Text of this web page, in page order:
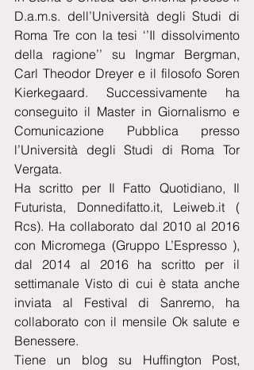
D.a.m.s. dell’Università degli Studi di
Roma Tre con la tesi ‘’Il dissolvimento
della ragione’’ su Ingmar Bergman,
Carl Theodor Dreyer e il filosofo Soren
Kierkegaard. Successivamente ha
conseguito il Master in Giornalismo e
Comunicazione Pubblica presso
l’Università degli Studi di Roma Tor
Vergata.
Ha scritto per Il Fatto Quotidiano, Il
Futurista, Donnedifatto.it, Leiweb.it (
Rcs). Ha collaborato dal 2010 al 2016
con Micromega (Gruppo L’Espresso ),
dal 2014 al 2016 ha scritto per il
settimanale Visto di cui è stata anche
inviata al Festival di Sanremo, ha
collaborato con il mensile Ok salute e
Benessere.
Tiene un blog su Huffington Post,